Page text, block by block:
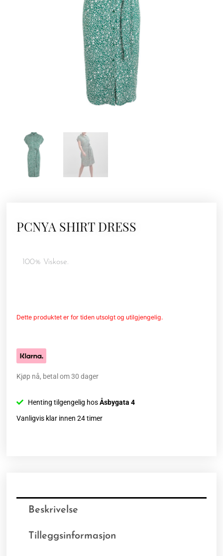
PCNYA SHIRT DRESS
100% Viskose.
Dette produktet er for tiden utsolgt og utilgjengelig.
Kjøp nå, betal om 30 dager
Henting tilgengelig hosÅsbygata 4
Vanligvis klar innen 24 timer
Beskrivelse
Tilleggsinformasjon